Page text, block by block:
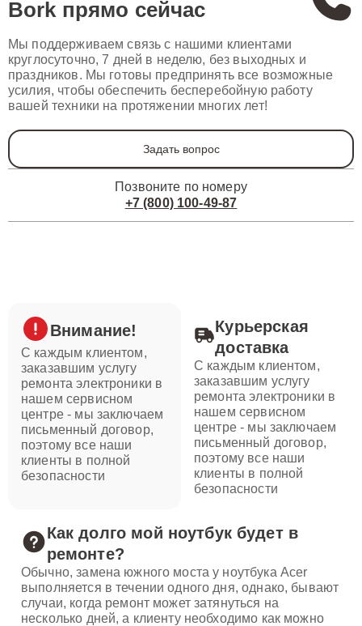
Bork прямо сейчас
Мы поддерживаем связь с нашими клиентами
круглосуточно, 7 дней в неделю, без выходных и
праздников. Мы готовы предпринять все возможные
усилия, чтобы обеспечить бесперебойную работу
вашей техники на протяжении многих лет!
Задать вопрос
Позвоните по номеру
+7 (800) 100-49-87
Внимание!
С каждым клиентом,
заказавшим услугу
ремонта электроники в
нашем сервисном
центре - мы заключаем
письменный договор,
поэтому все наши
клиенты в полной
безопасности
Курьерская
доставка
С каждым клиентом,
заказавшим услугу
ремонта электроники в
нашем сервисном
центре - мы заключаем
письменный договор,
поэтому все наши
клиенты в полной
безопасности
Как долго мой ноутбук будет в
ремонте?
Обычно, замена южного моста у ноутбука Acer
выполняется в течении одного дня, однако, бывают
случаи, когда ремонт может затянуться на
несколько дней, а клиенту необходимо как можно